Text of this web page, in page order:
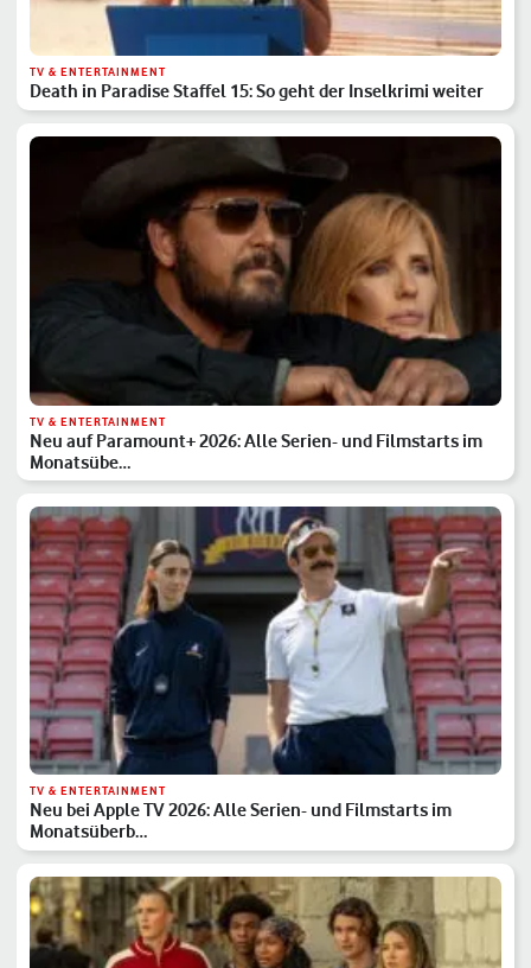
TV & ENTERTAINMENT
Death in Paradise Staffel 15: So geht der Inselkrimi weiter
TV & ENTERTAINMENT
Neu auf Paramount+ 2026: Alle Serien- und Filmstarts im
Monatsübe…
TV & ENTERTAINMENT
Neu bei Apple TV 2026: Alle Serien- und Filmstarts im
Monatsüberb…